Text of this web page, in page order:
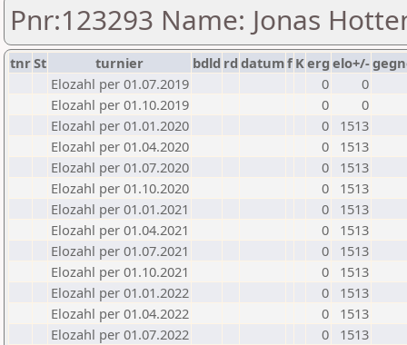
Pnr:123293 Name: Jonas
tnrSt turnier bdld rd datumf Kerg elo+/-
Elozahl per 01.07.2019
0
0
Elozahl per 01.10.2019
0
0
Elozahl per 01.01.2020
0
1513
Elozahl per 01.04.2020
0
1513
Elozahl per 01.07.2020
0
1513
Elozahl per 01.10.2020
0
1513
Elozahl per 01.01.2021
0
1513
Elozahl per 01.04.2021
0
1513
Elozahl per 01.07.2021
0
1513
Elozahl per 01.10.2021
0
1513
Elozahl per 01.01.2022
0
1513
Elozahl per 01.04.2022
0
1513
Elozahl per 01.07.2022
0
1513